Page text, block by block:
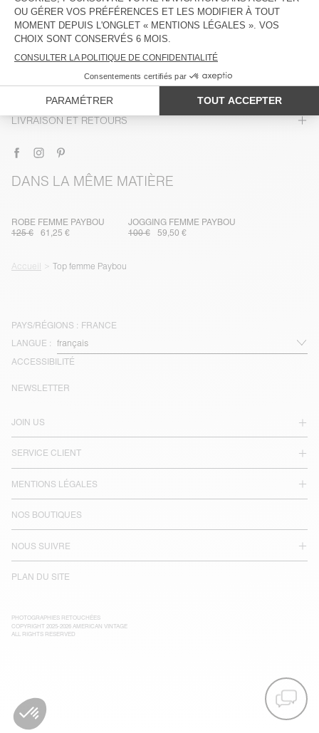
DESCRIPTION
TAILLE ET COUPE
COMPOSITION
TRAÇABILITÉ
LIVRAISON ET RETOURS
DANS LA MÊME MATIÈRE
ROBE FEMME PAYBOU
125 €
61,25 €
JOGGING FEMME PAYBOU
100 €
59,50 €
Accueil Top femme Paybou
PAYS/RÉGIONS : FRANCE
LANGUE :
ACCESSIBILITÉ
JOIN US
SERVICE CLIENT
MENTIONS LÉGALES
NOS BOUTIQUES
NOUS SUIVRE
PLAN DU SITE
NEWSLETTER
PHOTOGRAPHIES RETOUCHÉES
COPYRIGHT 2025-2026 AMERICAN VINTAGE
ALL RIGHTS RESERVED